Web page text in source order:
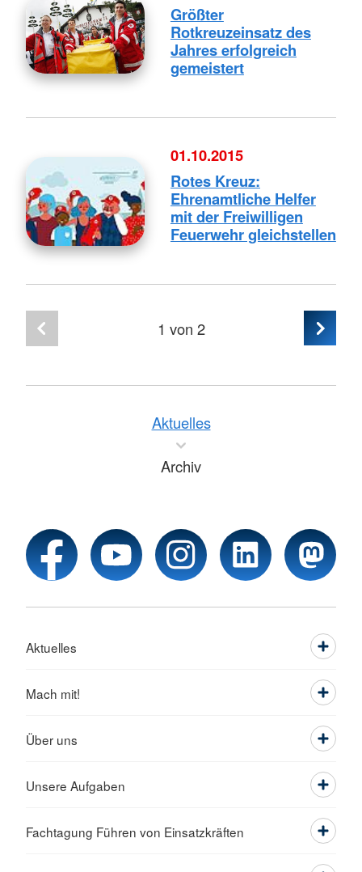
Größter
Rotkreuzeinsatz des
Jahres erfolgreich
gemeistert
01.10.2015
Rotes Kreuz:
Ehrenamtliche Helfer
mit der Freiwilligen
Feuerwehr gleichstellen
1 von 2
Aktuelles
Archiv
Aktuelles
Mach mit!
Über uns
Unsere Aufgaben
Fachtagung Führen von Einsatzkräften